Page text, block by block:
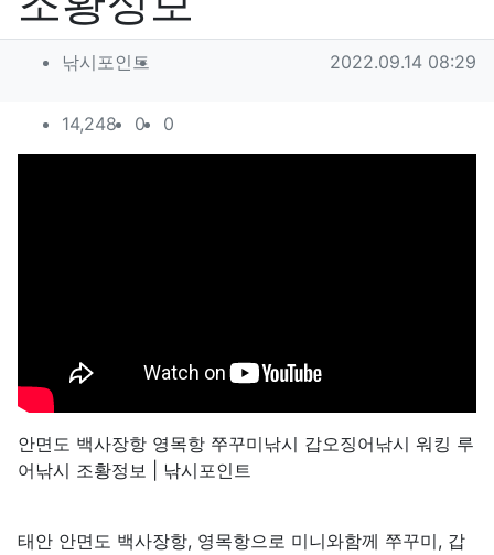
작성자 정보
낚시포인트 작성일
2022.09.14 08:29
컨텐츠 정보
14,248조회
0추천
0
안면도 백사장항 영목항 쭈꾸미낚시 갑오징어낚시 워킹 루
어낚시 조황정보 | 낚시포인트
태안 안면도 백사장항, 영목항으로 미니와함께 쭈꾸미, 갑